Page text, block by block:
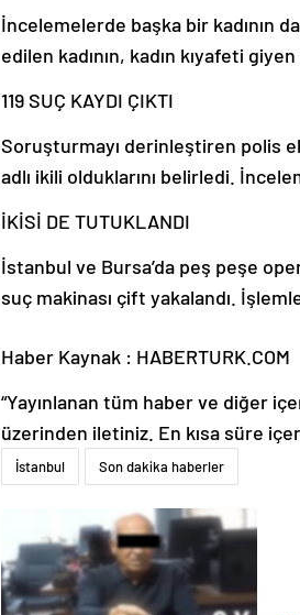
İncelemelerde başka bir kadının
edilen kadının, kadın kıyafeti
119 SUÇ KAYDI ÇIKTI
Soruşturmayı derinleştiren polis
adlı ikili olduklarını belirledi.
İKİSİ DE TUTUKLANDI
İstanbul ve Bursa’da peş peşe
suç makinası çift yakalandı.
Haber Kaynak : HABERTURK.COM
“Yayınlanan tüm haber ve diğer
üzerinden iletiniz. En kısa süre
İstanbul Son dakika haberler